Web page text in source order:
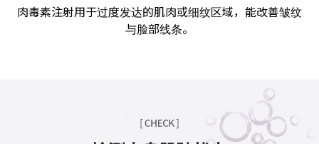
肉毒素注射用于过度发达的肌肉或细纹区域，能改善皱纹
与脸部线条。